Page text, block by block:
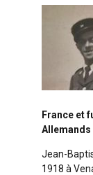
France et
Allemands
Jean-
1918 à